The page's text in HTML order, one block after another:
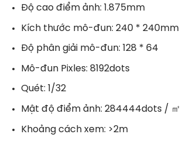
Độ cao điểm ảnh: 1.875mm
Kích thước mô-đun: 240 * 240mm
Độ phân giải mô-đun: 128 * 64
Mô-đun Pixles: 8192dots
Quét: 1/32
Mật độ điểm ảnh: 284444dots / ㎡
Khoảng cách xem: >2m